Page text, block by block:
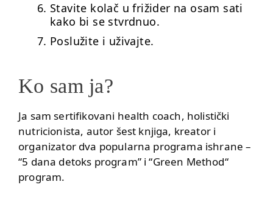
Stavite kolač u frižider na osam sati
kako bi se stvrdnuo.
Poslužite i uživajte.
Ko sam ja?
Ja sam sertifikovani health coach, holistički
nutricionista, autor šest knjiga, kreator i
organizator dva popularna programa ishrane –
“5 dana detoks program”i“Green Method“
program.